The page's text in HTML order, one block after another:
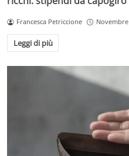
Francesca Petriccione Novembre
Leggi di più